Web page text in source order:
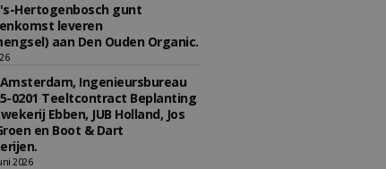
Hertogenbosch gunt
leveren
aan Den Ouden Organic.
Ingenieursbureau
0201 Teeltcontract Beplanting
Ebben, JUB Holland, Jos
en Boot & Dart
2026